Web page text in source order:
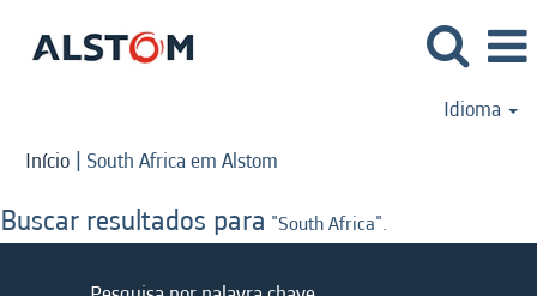
Idioma
Início | South Africa em Alstom
Buscar resultados para "South Africa".